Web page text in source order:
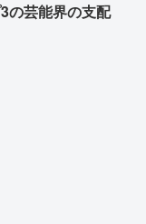
の芸能界の支配